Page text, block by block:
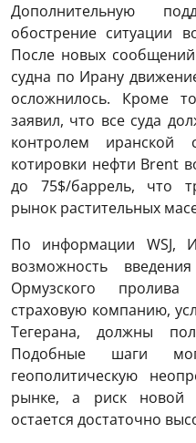
Дополнительную
обострение ситуации
После новых
судна по Ирану
осложнилось. Кроме
заявил, что все суда
контролем
котировки нефти Brent
до 75$/баррель, что
рынок растительных
По информации WSJ,
возможность
Ормузского
страховую компанию,
Тегерана, должны
Подобные шаги
геополитическую
рынке, а риск новой
остается достаточно